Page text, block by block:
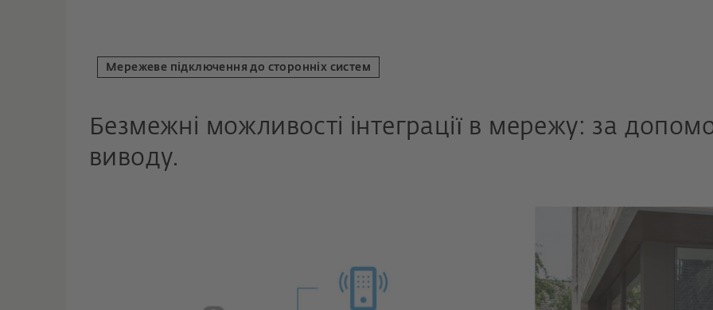
Мережеве підключення до сторонніх систем
Безмежні можливості інтеграції в мережу: за
виводу.